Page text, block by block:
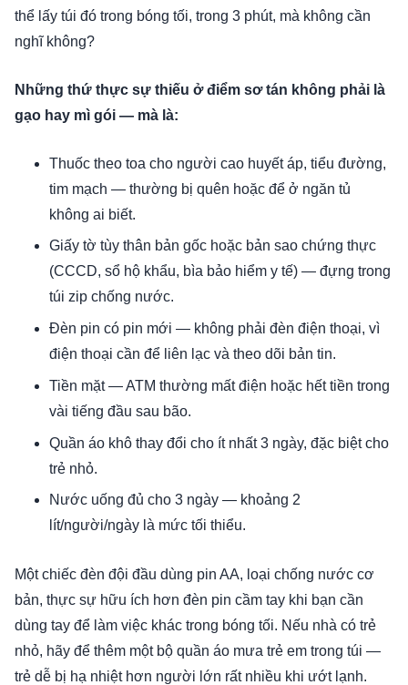
thể lấy túi đó trong bóng tối, trong 3 phút, mà không cần
nghĩ không?
Những thứ thực sự thiếu ở điểm sơ tán không phải là
gạo hay mì gói — mà là:
Thuốc theo toa cho người cao huyết áp, tiểu đường,
tim mạch — thường bị quên hoặc để ở ngăn tủ
không ai biết.
Giấy tờ tùy thân bản gốc hoặc bản sao chứng thực
(CCCD, sổ hộ khẩu, bìa bảo hiểm y tế) — đựng trong
túi zip chống nước.
Đèn pin có pin mới — không phải đèn điện thoại, vì
điện thoại cần để liên lạc và theo dõi bản tin.
Tiền mặt — ATM thường mất điện hoặc hết tiền trong
vài tiếng đầu sau bão.
Quần áo khô thay đổi cho ít nhất 3 ngày, đặc biệt cho
trẻ nhỏ.
Nước uống đủ cho 3 ngày — khoảng 2
lít/người/ngày là mức tối thiểu.
Một chiếc đèn đội đầu dùng pin AA, loại chống nước cơ
bản, thực sự hữu ích hơn đèn pin cầm tay khi bạn cần
dùng tay để làm việc khác trong bóng tối. Nếu nhà có trẻ
nhỏ, hãy để thêm một bộ quần áo mưa trẻ em trong túi —
trẻ dễ bị hạ nhiệt hơn người lớn rất nhiều khi ướt lạnh.